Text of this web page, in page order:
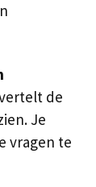
de
Je
vragen te